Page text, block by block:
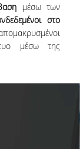
ΒΙΒΛΙΟΘΗΚΗΣ
μέσω των
στο
μέσω της